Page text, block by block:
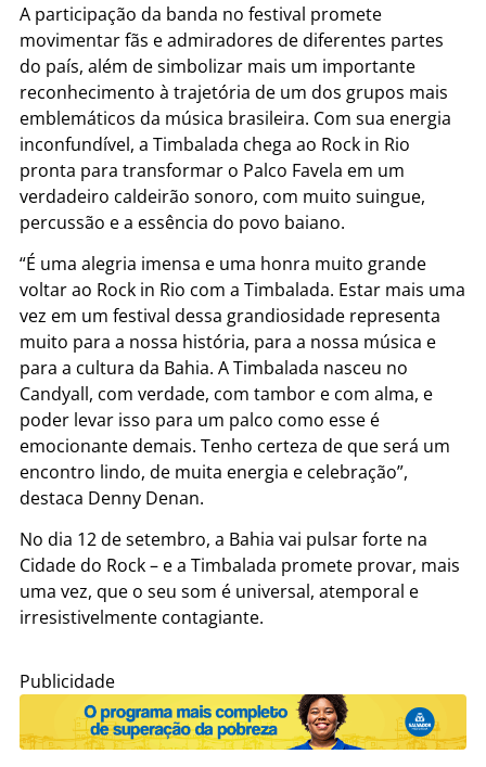
A participação da banda no festival promete
movimentar fãs e admiradores de diferentes partes
do país, além de simbolizar mais um importante
reconhecimento à trajetória de um dos grupos mais
emblemáticos da música brasileira. Com sua energia
inconfundível, a Timbalada chega ao Rock in Rio
pronta para transformar o Palco Favela em um
verdadeiro caldeirão sonoro, com muito suingue,
percussão e a essência do povo baiano.
“É uma alegria imensa e uma honra muito grande
voltar ao Rock in Rio com a Timbalada. Estar mais uma
vez em um festival dessa grandiosidade representa
muito para a nossa história, para a nossa música e
para a cultura da Bahia. A Timbalada nasceu no
Candyall, com verdade, com tambor e com alma, e
poder levar isso para um palco como esse é
emocionante demais. Tenho certeza de que será um
encontro lindo, de muita energia e celebração”,
destaca Denny Denan.
No dia 12 de setembro, a Bahia vai pulsar forte na
Cidade do Rock – e a Timbalada promete provar, mais
uma vez, que o seu som é universal, atemporal e
irresistivelmente contagiante.
Publicidade